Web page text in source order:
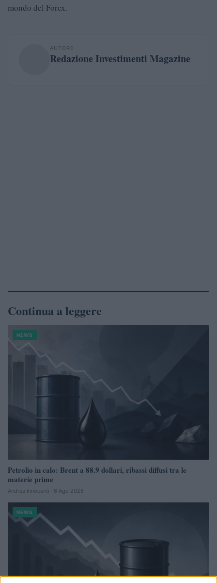
mondo del Forex.
AUTORE
Redazione Investimenti Magazine
Continua a leggere
NEWS
Petrolio in calo: Brent a 88.9 dollari, ribassi diffusi tra le
materie prime
Andrea Innocenti · 6 Ago 2026
NEWS